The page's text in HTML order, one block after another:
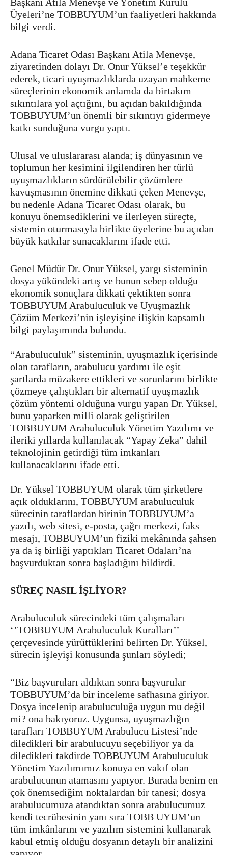
Üyeleri’ne TOBBUYUM’un faaliyetleri hakkında
bilgi verdi.
Adana Ticaret Odası Başkanı Atila Menevşe,
ziyaretinden dolayı Dr. Onur Yüksel’e teşekkür
ederek, ticari uyuşmazlıklarda uzayan mahkeme
süreçlerinin ekonomik anlamda da birtakım
sıkıntılara yol açtığını, bu açıdan bakıldığında
TOBBUYUM’un önemli bir sıkıntıyı gidermeye
katkı sunduğuna vurgu yaptı.
Ulusal ve uluslararası alanda; iş dünyasının ve
toplumun her kesimini ilgilendiren her türlü
uyuşmazlıkların sürdürülebilir çözümlere
kavuşmasının önemine dikkati çeken Menevşe,
bu nedenle Adana Ticaret Odası olarak, bu
konuyu önemsediklerini ve ilerleyen süreçte,
sistemin oturmasıyla birlikte üyelerine bu açıdan
büyük katkılar sunacaklarını ifade etti.
Genel Müdür Dr. Onur Yüksel, yargı sisteminin
dosya yükündeki artış ve bunun sebep olduğu
ekonomik sonuçlara dikkati çektikten sonra
TOBBUYUM Arabuluculuk ve Uyuşmazlık
Çözüm Merkezi’nin işleyişine ilişkin kapsamlı
bilgi paylaşımında bulundu.
“Arabuluculuk” sisteminin, uyuşmazlık içerisinde
olan tarafların, arabulucu yardımı ile eşit
şartlarda müzakere ettikleri ve sorunlarını birlikte
çözmeye çalıştıkları bir alternatif uyuşmazlık
çözüm yöntemi olduğuna vurgu yapan Dr. Yüksel,
bunu yaparken milli olarak geliştirilen
TOBBUYUM Arabuluculuk Yönetim Yazılımı ve
ileriki yıllarda kullanılacak “Yapay Zeka” dahil
teknolojinin getirdiği tüm imkanları
kullanacaklarını ifade etti.
Dr. Yüksel TOBBUYUM olarak tüm şirketlere
açık olduklarını, TOBBUYUM arabuluculuk
sürecinin taraflardan birinin TOBBUYUM’a
yazılı, web sitesi, e-posta, çağrı merkezi, faks
mesajı, TOBBUYUM’un fiziki mekânında şahsen
ya da iş birliği yaptıkları Ticaret Odaları’na
başvurduktan sonra başladığını bildirdi.
SÜREÇ NASIL İŞLİYOR?
Arabuluculuk sürecindeki tüm çalışmaları
‘’TOBBUYUM Arabuluculuk Kuralları’’
çerçevesinde yürüttüklerini belirten Dr. Yüksel,
sürecin işleyişi konusunda şunları söyledi;
“Biz başvuruları aldıktan sonra başvurular
TOBBUYUM’da bir inceleme safhasına giriyor.
Dosya incelenip arabuluculuğa uygun mu değil
mi? ona bakıyoruz. Uygunsa, uyuşmazlığın
tarafları TOBBUYUM Arabulucu Listesi’nde
diledikleri bir arabulucuyu seçebiliyor ya da
diledikleri takdirde TOBBUYUM Arabuluculuk
Yönetim Yazılımımız konuya en vakıf olan
arabulucunun atamasını yapıyor. Burada benim en
çok önemsediğim noktalardan bir tanesi; dosya
arabulucumuza atandıktan sonra arabulucumuz
kendi tecrübesinin yanı sıra TOBB UYUM’un
tüm imkânlarını ve yazılım sistemini kullanarak
kabul etmiş olduğu dosyanın detaylı bir analizini